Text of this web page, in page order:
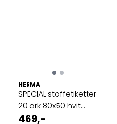
HERMA
SPECIAL stoffetiketter
20 ark 80x50 hvit
(200 ...
469,-